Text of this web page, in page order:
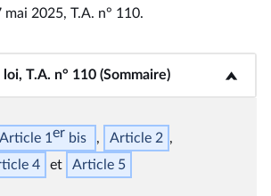
2025, T.A. n° 110.
T.A. n° 110 (Sommaire)
de loi, T.A. n° 110 (Sommaire)</b>
Article 1er bis
Article 2
4 Article 5